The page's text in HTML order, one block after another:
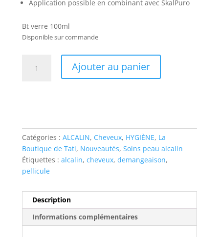
Application possible en combinant avec SkalPuro
Bt verre 100ml
Disponible sur commande
chevelu
3x3®
Ajouter au panier
Catégories : ALCALIN, Cheveux, HYGIÈNE, La
Boutique de Tati, Nouveautés, Soins peau alcalin
Étiquettes : alcalin, cheveux, demangeaison,
pellicule
Description
Informations complémentaires